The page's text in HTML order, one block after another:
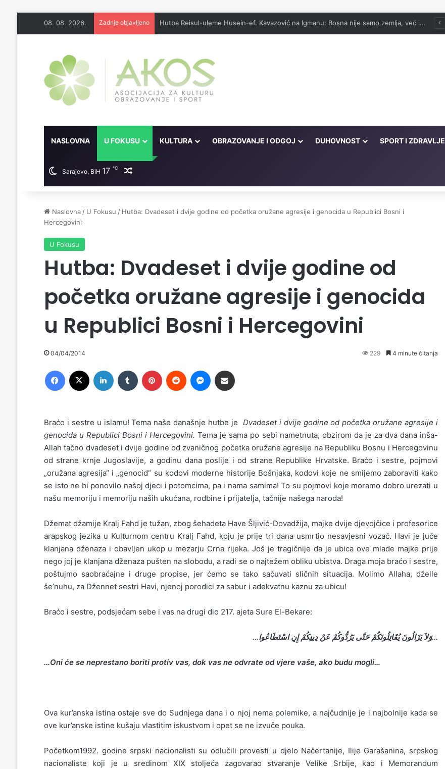
08. 08. 2026. Zadnje objavljeno Džennet je dar Milostivog onima koji su cijeli život kucali na vrata Njegove milosti
NASLOVNA U FOKUSU KULTURA OBRAZOVANJE I ODGOJ DUHOVNOST SPORT I ZDRAVLJE
Sarajevo, BiH 17 ℃ Random članak
Naslovna / U Fokusu / Hutba: Dvadeset i dvije godine od početka oružane agresije i genocida u Republici Bosni i
Hercegovini
U Fokusu
Hutba: Dvadeset i dvije godine od
početka oružane agresije i genocida
u Republici Bosni i Hercegovini
04/04/2014 229 4 minute čitanja
Braćo i sestre u islamu! Tema naše današnje hutbe je Dvadeset i dvije godine od početka oružane agresije i
genocida u Republici Bosni i Hercegovini. Tema je sama po sebi nametnuta, obzirom da je za dva dana inša-
Allah tačno dvadeset i dvije godine od zvaničnog početka oružane agresije na Republiku Bosnu i Hercegovinu
od strane krnje Jugoslavije, a godinu dana poslije i od strane Republike Hrvatske. Braćo i sestre, pojmovi
„oružana agresija“ i „genocid“ su kodovi moderne historije Bošnjaka, kodovi koje ne smijemo zaboraviti kako
se isto ne bi ponovilo našoj djeci i potomcima, pa i nama samima! To su pojmovi koje moramo dobro urezati u
našu memoriju i memoriju naših ukućana, rodbine i prijatelja, tačnije našega naroda!
Džemat džamije Kralj Fahd je tužan, zbog šehadeta Have Šljivić-Dovadžija, majke dvije djevojčice i profesorice
arapskog jezika u Kulturnom centru Kralj Fahd, koju je prije tri dana usmrtio nesavjesni vozač. Havi je juče
klanjana dženaza i obavljen ukop u mezarju Crna rijeka. Još je tragičnije da je ubica ove mlade majke prije
nego joj je klanjana dženaza pušten na slobodu, a radi se o najtežem obliku ubistva. Draga moja braćo i sestre,
poštujmo saobraćajne i druge propise, jer ćemo se tako sačuvati sličnih situacija. Molimo Allaha, dželle
še’nuhu, za Džennet sestri Havi, njenoj porodici za sabur i adekvatnu kaznu za ubicu!
Braćo i sestre, podsjećam sebe i vas na drugi dio 217. ajeta Sure El-Bekare:
...وَلاَ يَزَالُونَ يُقَاتِلُونَكُمْ حَتَّى يَرُدُّوكُمْ عَنْ دِينِكُمْ إِنِ اسْتَطَاعُوا…
…Oni će se neprestano boriti protivvas, dok vas ne odvrate od vjere vaše, ako budu mogli…
Ova kur’anska istina ostaje sve do Sudnjega dana i o njoj nema polemike, a najčudnije je i najbolnije kada se
ove kur’anske istine kušaju vlastitim iskustvom i opet se ne izvuče pouka.
Početkom1992. godine srpski nacionalisti su odlučili provesti u djelo Načertanije, Ilije Garašanina, srpskog
nacionaliste koji je u sredinom XIX stoljeća zagovarao stvaranje Velike Srbije, kao i Memorandum